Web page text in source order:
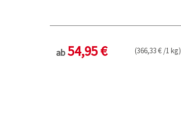
ab 54,95 € (366,33 € /1 kg)